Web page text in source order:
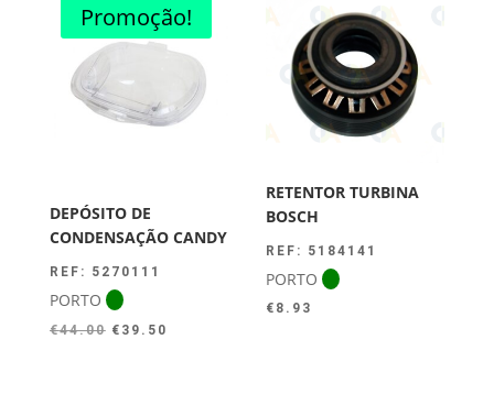
Promoção!
DEPÓSITO DE
CONDENSAÇÃO CANDY
REF: 5270111
PORTO
€44.00 O
€ 39.50
RETENTOR TURBINA
BOSCH
REF: 5184141
PORTO
€ 8.93